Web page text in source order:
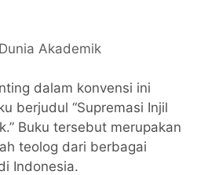
Akademik
dalam konvensi ini
berjudul “Supremasi Injil
Buku tersebut merupakan
teolog dari berbagai
Indonesia.